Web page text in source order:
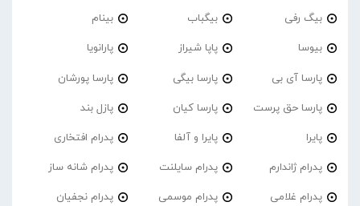
بیگ رفی بیگباب بینام
بیوسا پاپا شیراز پارانویا
پارسا آی بی پارسا بیگی پارسا پورشان
پارسا حق پرست پارسا کیان پازل بند
پایرا پایرا و آلفا پدرام افتخاری
پدرام ژاندارم پدرام‌ سایلنت پدرام شانه ساز
پدرام غلامی پدرام موسمی پدرام نجفیان